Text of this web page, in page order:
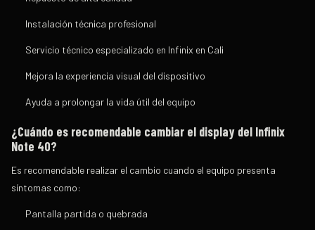
Instalación técnica profesional
Servicio técnico especializado en Infinix en Cali
Mejora la experiencia visual del dispositivo
Ayuda a prolongar la vida útil del equipo
¿Cuándo es recomendable cambiar el display del Infinix
Note 40?
Es recomendable realizar el cambio cuando el equipo presenta
síntomas como:
Pantalla partida o quebrada